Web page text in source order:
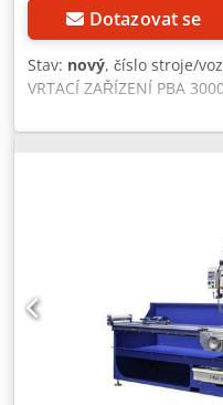
Dotazovat se
Stav: nový, číslo stroje/
VRTACÍ ZAŘÍZENÍ PBA
výrobu otvorů v
dílech Technické údaje:
3000 mm, Maximální
upínacích svěrek Röhm
Šířka upnutí: 160 mm,
50 mm; Digitální indikátor
Opěrné body: 10 ks Vrtací
Technické údaje: Motor:
St 37: ø 35 mm Trvalý
Závitování v oceli St 37: